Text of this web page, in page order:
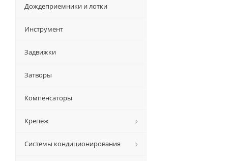
Дождеприемники и лотки
Инструмент
Задвижки
Затворы
Компенсаторы
Крепёж
Системы кондиционирования